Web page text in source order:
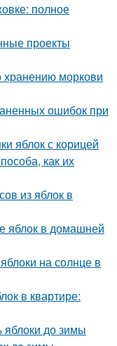
полное
проекты
моркови
ошибок при
яблок с корицей
как их
из яблок в
яблок в домашней
на солнце в
в квартире:
яблоки до зимы